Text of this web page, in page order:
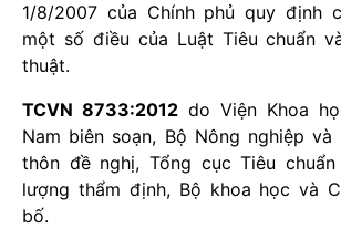
1/8/2007 của Chính phủ quy định
một số điều của Luật Tiêu chuẩn
thuật.
TCVN 8733:2012 do Viện Khoa
Nam biên soạn, Bộ Nông nghiệp và
thôn đề nghị, Tổng cục Tiêu
lượng thẩm định, Bộ khoa học và
bố.